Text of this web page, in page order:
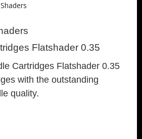
Flatshader 0.35
Cartridges Flatshader 0.35
with the outstanding
quality.